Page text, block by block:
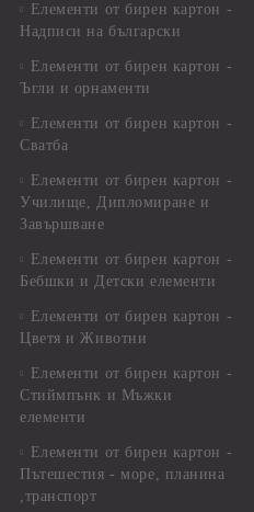
Елементи от бирен картон -
Надписи на български
Елементи от бирен картон -
Ъгли и орнаменти
Елементи от бирен картон -
Сватба
Елементи от бирен картон -
Училище, Дипломиране и
Завършване
Елементи от бирен картон -
Бебшки и Детски елементи
Елементи от бирен картон -
Цветя и Животни
Елементи от бирен картон -
Стиймпънк и Мъжки
елементи
Елементи от бирен картон -
Пътешестия - море, планина
,транспорт